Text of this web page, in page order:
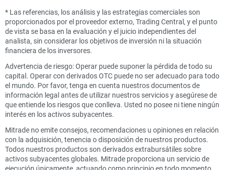
* Las referencias, los análisis y las estrategias comerciales son
proporcionados por el proveedor externo, Trading Central, y el punto
de vista se basa en la evaluación y el juicio independientes del
analista, sin considerar los objetivos de inversión ni la situación
financiera de los inversores.
Advertencia de riesgo: Operar puede suponer la pérdida de todo su
capital. Operar con derivados OTC puede no ser adecuado para todo
el mundo. Por favor, tenga en cuenta nuestros documentos de
información legal antes de utilizar nuestros servicios y asegúrese de
que entiende los riesgos que conlleva. Usted no posee ni tiene ningún
interés en los activos subyacentes.
Mitrade no emite consejos, recomendaciones u opiniones en relación
con la adquisición, tenencia o disposición de nuestros productos.
Todos nuestros productos son derivados extrabursátiles sobre
activos subyacentes globales. Mitrade proporciona un servicio de